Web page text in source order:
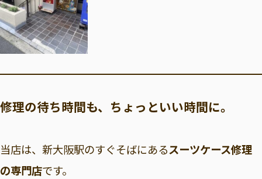
修理の待ち時間も、ちょっといい時間に。
当店は、新大阪駅のすぐそばにあるスーツケース修理
の専門店です。